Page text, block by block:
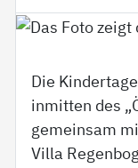
Die
inmitten des
gemeinsam
Villa